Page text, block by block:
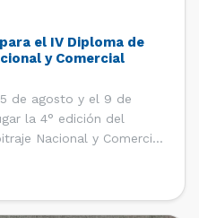
el IV Diploma de
y Comercial
de agosto y el 9 de
la 4° edición del
Nacional y Comercial
de Derecho de la